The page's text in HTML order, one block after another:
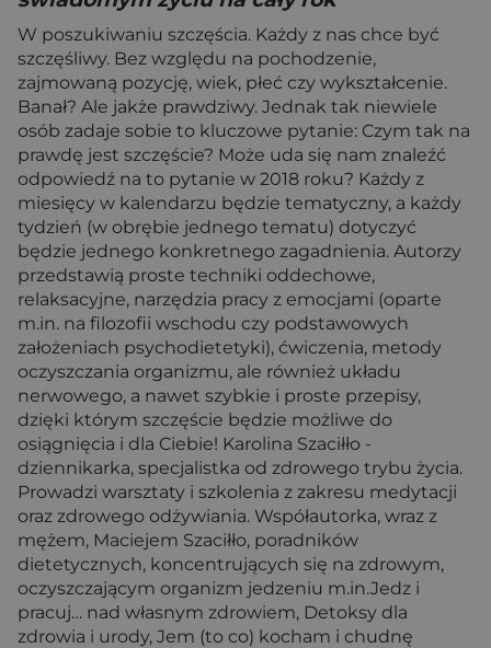
W poszukiwaniu szczęścia. Każdy z nas chce być
szczęśliwy. Bez względu na pochodzenie,
zajmowaną pozycję, wiek, płeć czy wykształcenie.
Banał? Ale jakże prawdziwy. Jednak tak niewiele
osób zadaje sobie to kluczowe pytanie: Czym tak na
prawdę jest szczęście? Może uda się nam znaleźć
odpowiedź na to pytanie w 2018 roku? Każdy z
miesięcy w kalendarzu będzie tematyczny, a każdy
tydzień (w obrębie jednego tematu) dotyczyć
będzie jednego konkretnego zagadnienia. Autorzy
przedstawią proste techniki oddechowe,
relaksacyjne, narzędzia pracy z emocjami (oparte
m.in. na filozofii wschodu czy podstawowych
założeniach psychodietetyki), ćwiczenia, metody
oczyszczania organizmu, ale również układu
nerwowego, a nawet szybkie i proste przepisy,
dzięki którym szczęście będzie możliwe do
osiągnięcia i dla Ciebie! Karolina Szaciłło -
dziennikarka, specjalistka od zdrowego trybu życia.
Prowadzi warsztaty i szkolenia z zakresu medytacji
oraz zdrowego odżywiania. Współautorka, wraz z
mężem, Maciejem Szaciłło, poradników
dietetycznych, koncentrujących się na zdrowym,
oczyszczającym organizm jedzeniu m.in.Jedz i
pracuj… nad własnym zdrowiem, Detoksy dla
zdrowia i urody, Jem (to co) kocham i chudnę